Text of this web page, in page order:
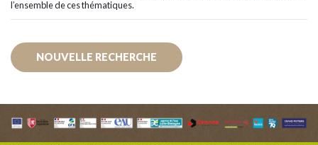
l’ensemble de ces thématiques.
NOUVELLE RECHERCHE